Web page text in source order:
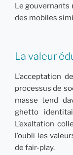
Le gouvernants
des mobiles
La valeur
L’acceptation
processus de
masse tend
ghetto
L’exaltation
l’oubli les
de fair-play.